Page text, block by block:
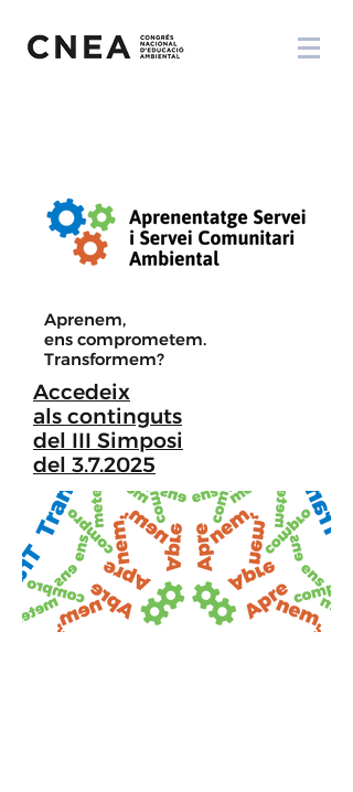
Aprenem,
ens comprometem.
Transformem?
Accedeix
als continguts
del III Simposi
del 3.7.2025